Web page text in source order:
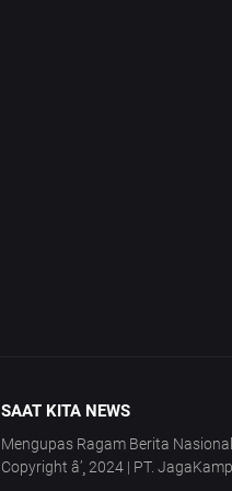
SAAT KITA NEWS
Mengupas Ragam Berita
Copyright â’¸ 2024 | PT.